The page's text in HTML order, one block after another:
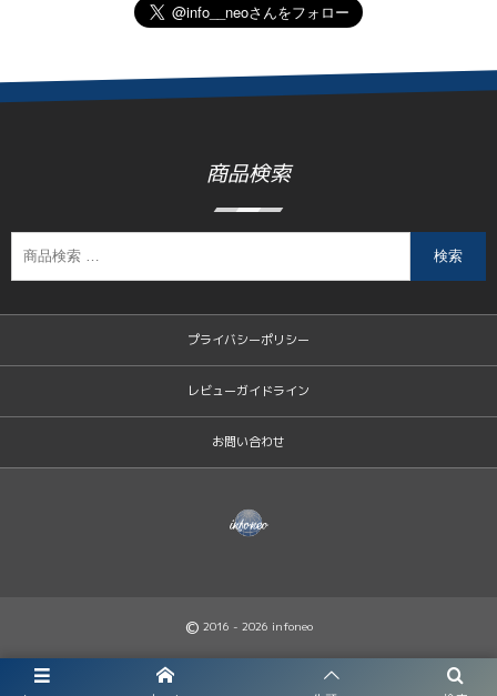
商品検索
検索
プライバシーポリシー
レビューガイドライン
お問い合わせ
© 2016 - 2026 infoneo